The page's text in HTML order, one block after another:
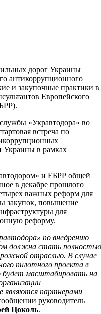
дорог Украины
антикоррупционного
и закупочные практики в
Европейского
«Укравтодора» во
встреча по
Украины в рамках
и ЕБРР общей
в декабре прошлого
важных реформ для
закупок, повышение
для
реформу.
по внедрению
должна стать полностью
отраслью. В случае
пилотного проекта в
масштабировать на
являются партнерами
руководитель
Цоколь.